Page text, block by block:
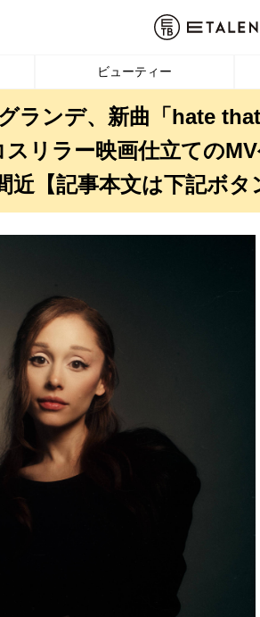
ビューティー
ランデ、新曲「hate
リラー映画仕立ての
近【記事本文は下記ボタ